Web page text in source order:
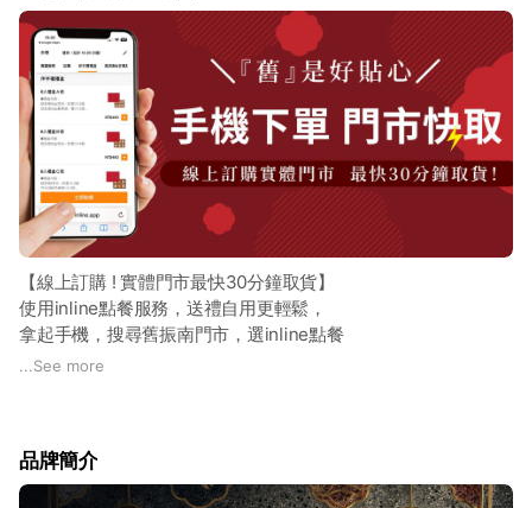
【線上訂購 ! 實體門市最快30分鐘取貨】
使用inline點餐服務，送禮自用更輕鬆，
拿起手機，搜尋舊振南門市，選inline點餐
✓ 免排隊 ✓ 快速付款 ✓ 隨取即走
...See more
品牌簡介